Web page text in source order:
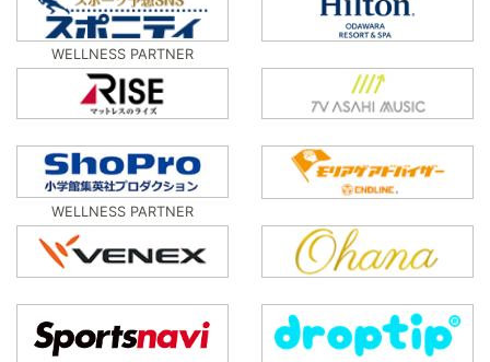
WELLNESS PARTNER
WELLNESS PARTNER